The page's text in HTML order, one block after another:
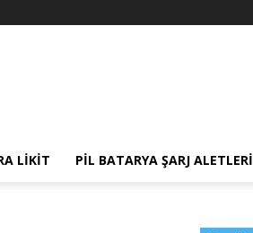
LIKIT PIL BATARYA ŞARJ ALETLERI